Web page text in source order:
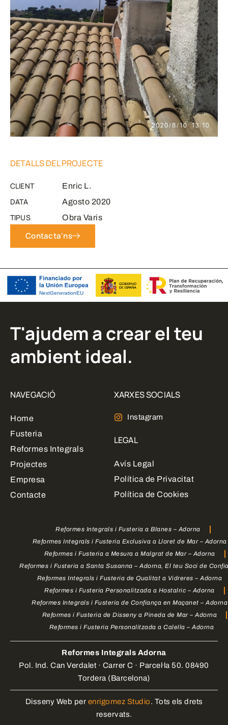
DETALLS DEL PROJECTE
CLIENT Enric L.
DATA Agosto 2020
TIPUS Obra Varis
Contacta'ns
T'ajudem a crear el teu
ambient ideal.
NAVEGACIÓ
Home
Fusteria
Reformes Integrals
Projectes
Empresa
Contacte
XARXES SOCIALS
Instagram
LEGAL
Avís Legal
Política de Privacitat
Política de Cookies
Reformes Integrals i Fusteria a Blanes – Adorna
Reformes Integrals i Fusteria Exclusiva a Lloret de Mar – Adorna
Reformes i Fusteria a Mesura a Malgrat de Mar – Adorna
Reformes i Fusteria a Santa Susanna – Adorna, El teu Soci de
Reformes Integrals i Fusteria de Qualitat a Vidreres – Adorna
Reformes i Fusteria Personalitzada a Hostalric – Adorna
Reformes Integrals i Fusteria de Confiança en Maçanet – Adorna
Reformes i Fusteria de Disseny a Pineda de Mar – Adorna
Reformes i Fusteria Personalitzada a Calella – Adorna
Reformes Integrals Adorna
Pol. Ind. Can Verdalet · Carrer C · Parcel·la 50. 08490
Tordera (Barcelona)
Disseny Web per enrigomez Studio. Tots els drets
reservats.